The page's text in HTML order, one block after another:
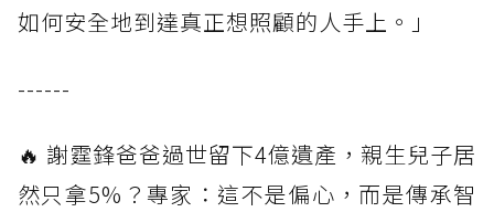
如何安全地到達真正想照顧的人手上。」
------
🔥 謝霆鋒爸爸過世留下4億遺產，親生兒子居
然只拿5%？專家：這不是偏心，而是傳承智